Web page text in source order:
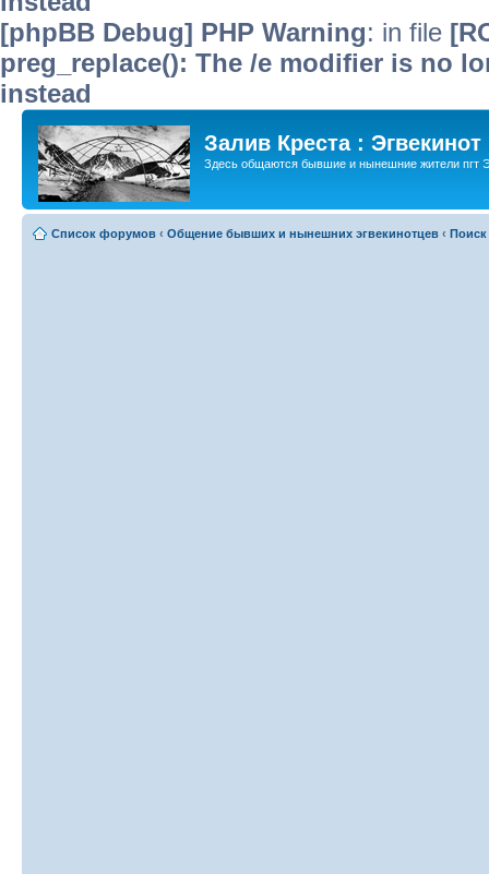
[phpBB Debug] PHP Warning: in file
preg_replace(): The /e modifier is no
instead
Залив Креста : Эгвекинот
Здесь общаются бывшие и нынешние жители пгт
Список форумов ‹ Общение бывших и нынешних эгвекинотцев ‹ Поиск